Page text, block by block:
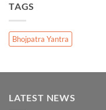
TAGS
Bhojpatra Yantra
LATEST NEWS